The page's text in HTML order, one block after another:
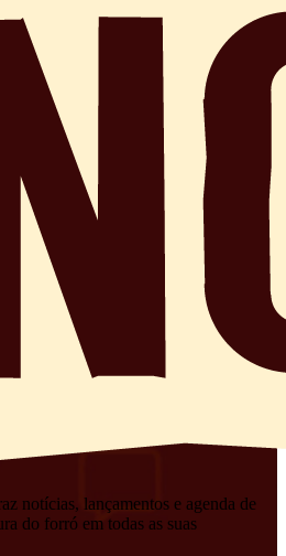
notícias, lançamentos e agenda de
do forró em todas as suas